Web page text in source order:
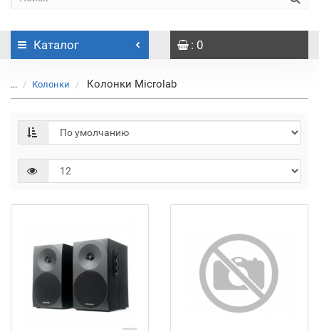
Каталог : 0
... Колонки Колонки Microlab